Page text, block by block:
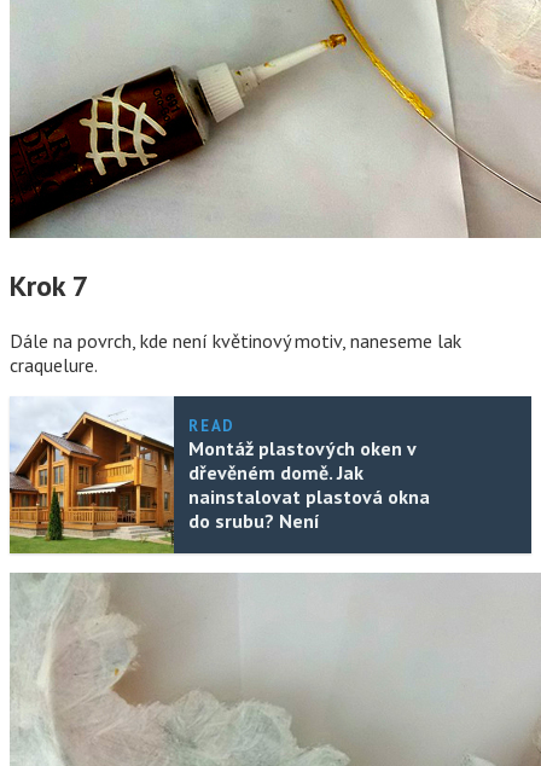
Krok 7
Dále na povrch, kde není květinový motiv, naneseme lak
craquelure.
READ
Montáž plastových oken v
dřevěném domě. Jak
nainstalovat plastová okna
do srubu? Není